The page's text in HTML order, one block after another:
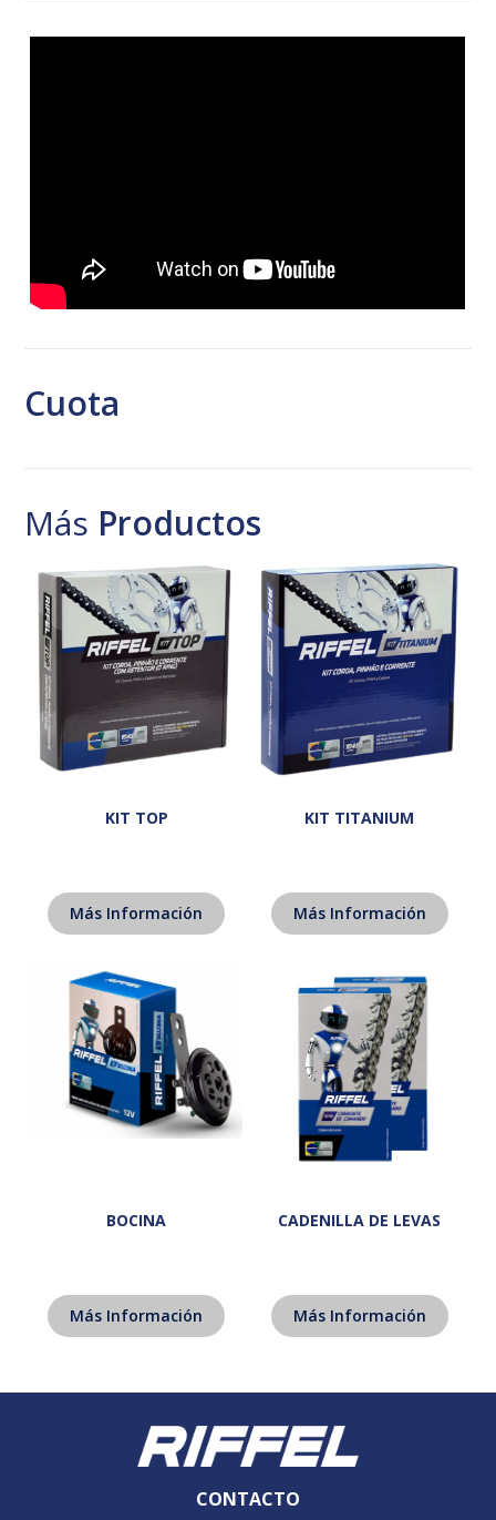
Cuota
Más Productos
KIT TOP
Más Información
KIT TITANIUM
Más Información
BOCINA
Más Información
CADENILLA DE LEVAS
Más Información
CONTACTO